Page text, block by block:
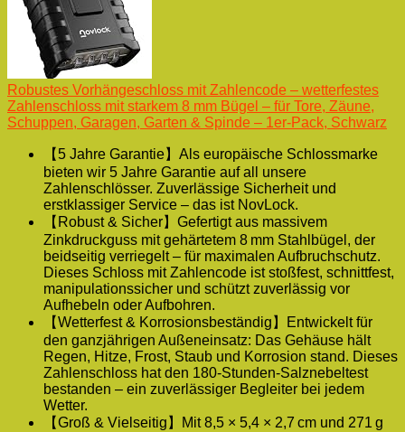
Robustes Vorhängeschloss mit Zahlencode – wetterfestes
Zahlenschloss mit starkem 8 mm Bügel – für Tore, Zäune,
Schuppen, Garagen, Garten & Spinde – 1er-Pack, Schwarz
【5 Jahre Garantie】Als europäische Schlossmarke
bieten wir 5 Jahre Garantie auf all unsere
Zahlenschlösser. Zuverlässige Sicherheit und
erstklassiger Service – das ist NovLock.
【Robust & Sicher】Gefertigt aus massivem
Zinkdruckguss mit gehärtetem 8 mm Stahlbügel, der
beidseitig verriegelt – für maximalen Aufbruchschutz.
Dieses Schloss mit Zahlencode ist stoßfest, schnittfest,
manipulationssicher und schützt zuverlässig vor
Aufhebeln oder Aufbohren.
【Wetterfest & Korrosionsbeständig】Entwickelt für
den ganzjährigen Außeneinsatz: Das Gehäuse hält
Regen, Hitze, Frost, Staub und Korrosion stand. Dieses
Zahlenschloss hat den 180-Stunden-Salznebeltest
bestanden – ein zuverlässiger Begleiter bei jedem
Wetter.
【Groß & Vielseitig】Mit 8,5 × 5,4 × 2,7 cm und 271 g